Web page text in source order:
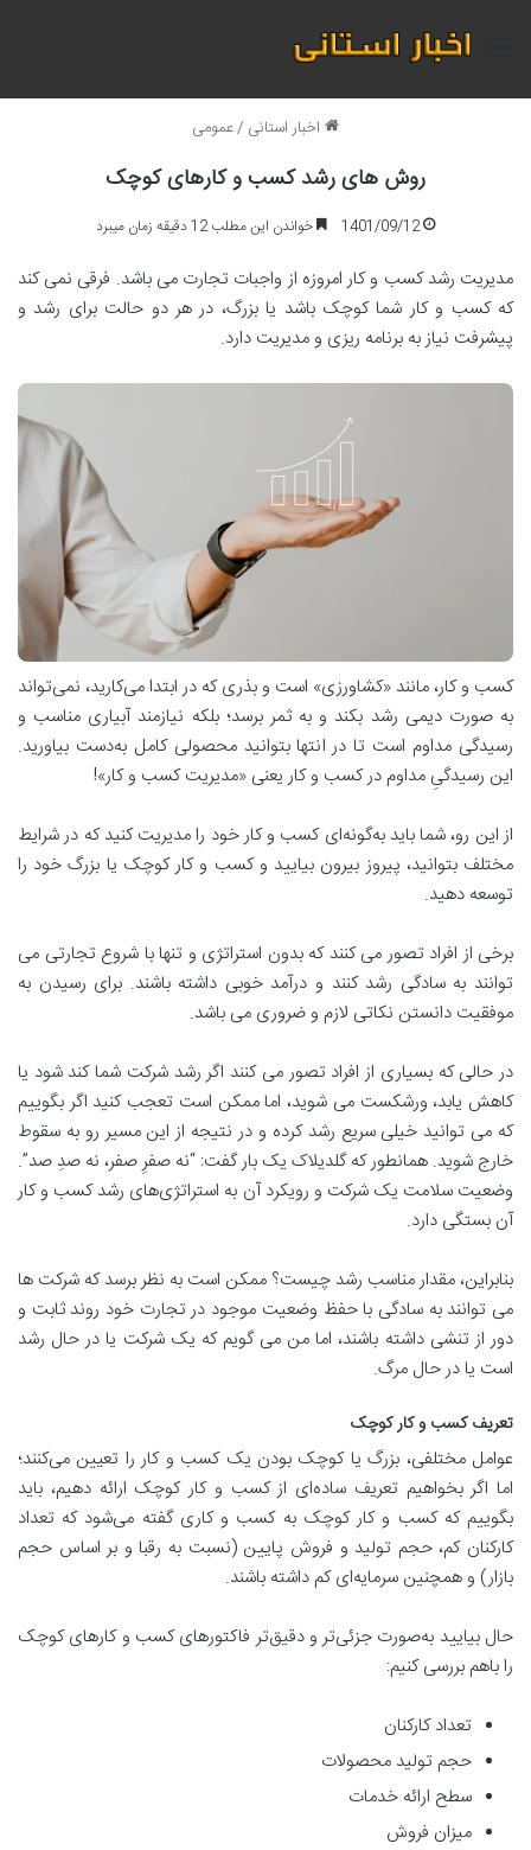
منو
اخبار استانی /عمومی
روش های رشد کسب و کارهای کوچک
1401/09/12 خواندن این مطلب 12 دقیقه زمان میبرد
مدیریت رشد کسب و کار امروزه از واجبات تجارت می باشد. فرقی نمی کند
که کسب و کار شما کوچک باشد یا بزرگ، در هر دو حالت برای رشد و
پیشرفت نیاز به برنامه ریزی و مدیریت دارد.
کسب و کار، مانند «کشاورزی» است و بذری که در ابتدا می‌کارید، نمی‌تواند
به صورت دیمی رشد بکند و به ثمر برسد؛ بلکه نیازمند آبیاری مناسب و
رسیدگی مداوم است تا در انتها بتوانید محصولی کامل به‌دست بیاورید.
این رسیدگیِ مداوم در کسب و کار یعنی «مدیریت کسب و کار»!
از این رو، شما باید به‌گونه‌ای کسب و کار خود را مدیریت کنید که در شرایط
مختلف بتوانید، پیروز بیرون بیایید و کسب و کار کوچک یا بزرگ خود را
توسعه دهید.
برخی از افراد تصور می کنند که بدون استراتژی و تنها با شروع تجارتی می
توانند به سادگی رشد کنند و درآمد خوبی داشته باشند. برای رسیدن به
موفقیت دانستن نکاتی لازم و ضروری می باشد.
در حالی که بسیاری از افراد تصور می کنند اگر رشد شرکت شما کند شود یا
کاهش یابد، ورشکست می شوید، اما ممکن است تعجب کنید اگر بگوییم
که می توانید خیلی سریع رشد کرده و در نتیجه از این مسیر رو به سقوط
خارج شوید. همانطور که گلدیلاک یک بار گفت: “نه صفرِ صفر، نه صدِ صد”.
وضعیت سلامت یک شرکت و رویکرد آن به استراتژی‌های رشد کسب و کار
آن بستگی دارد.
بنابراین، مقدار مناسب رشد چیست؟ ممکن است به نظر برسد که شرکت ها
می توانند به سادگی با حفظ وضعیت موجود در تجارت خود روند ثابت و
دور از تنشی داشته باشند، اما من می گویم که یک شرکت یا در حال رشد
است یا در حال مرگ.
تعریف کسب و کار کوچک
عوامل مختلفی، بزرگ یا کوچک بودن یک کسب و کار را تعیین می‌کنند؛
اما اگر بخواهیم تعریف ساده‌ای از کسب و کار کوچک ارائه دهیم، باید
بگوییم که کسب و کار کوچک به کسب و کاری گفته می‌شود که تعداد
کارکنان کم، حجم تولید و فروش پایین (نسبت به رقبا و بر اساس حجم
بازار) و همچنین سرمایه‌ای کم داشته باشند.
حال بیایید به‌صورت جزئی‌تر و دقیق‌تر فاکتورهای کسب و کارهای کوچک
را باهم بررسی کنیم:
تعداد کارکنان
حجم تولید محصولات
سطح ارائه خدمات
میزان فروش